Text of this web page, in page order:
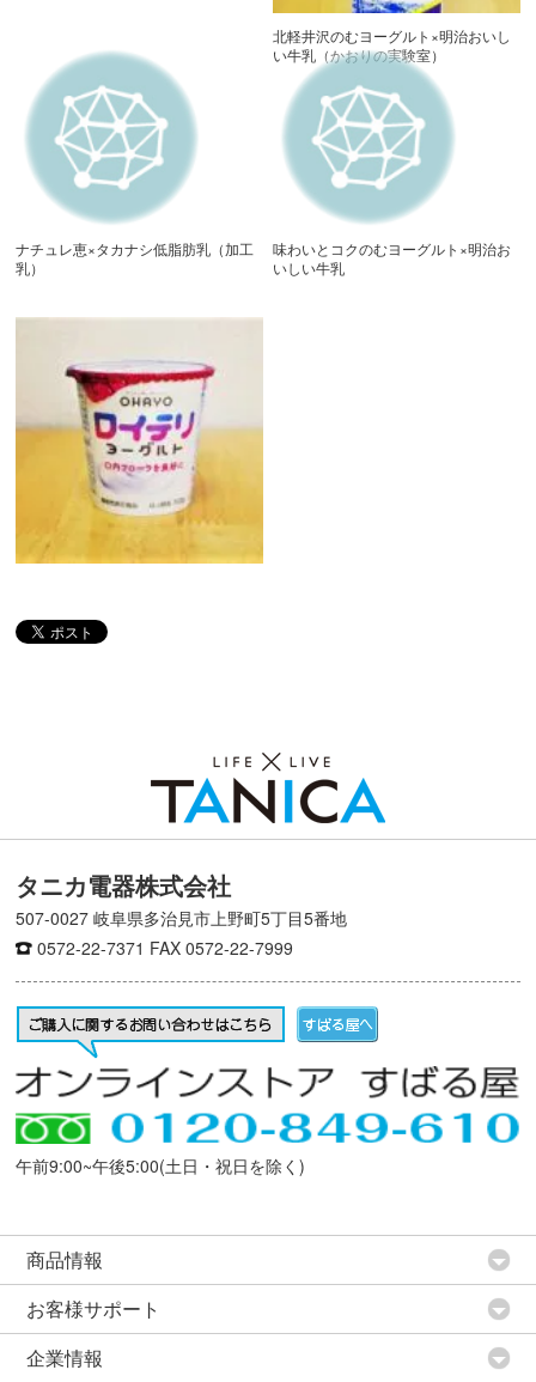
北軽井沢のむヨーグルト×明治おいし
い牛乳（かおりの実験室）
ナチュレ恵×タカナシ低脂肪乳（加工
乳）
味わいとコクのむヨーグルト×明治お
いしい牛乳
タニカ電器株式会社
507-0027 岐阜県多治見市上野町5丁目5番地
0572-22-7371 FAX 0572-22-7999
午前9:00~午後5:00(土日・祝日を除く)
商品情報
お客様サポート
企業情報